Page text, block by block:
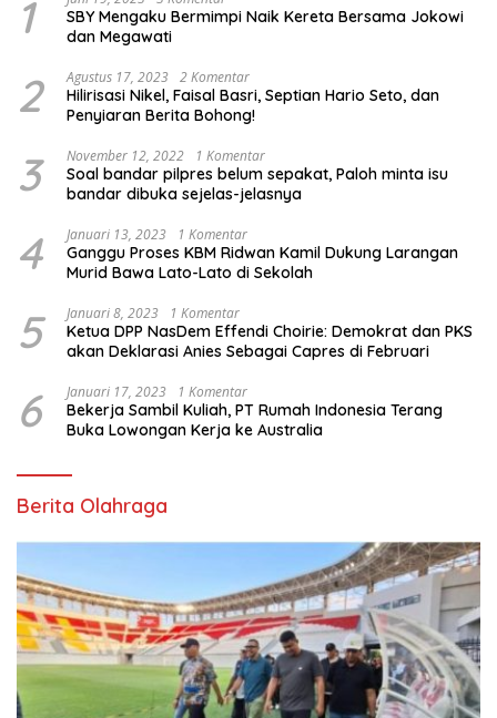
1
SBY Mengaku Bermimpi Naik Kereta Bersama Jokowi
dan Megawati
2 Agustus 17, 2023 2 Komentar
Hilirisasi Nikel, Faisal Basri, Septian Hario Seto, dan
Penyiaran Berita Bohong!
3 November 12, 2022 1 Komentar
Soal bandar pilpres belum sepakat, Paloh minta isu
bandar dibuka sejelas-jelasnya
4 Januari 13, 2023 1 Komentar
Ganggu Proses KBM Ridwan Kamil Dukung Larangan
Murid Bawa Lato-Lato di Sekolah
5 Januari 8, 2023 1 Komentar
Ketua DPP NasDem Effendi Choirie: Demokrat dan PKS
akan Deklarasi Anies Sebagai Capres di Februari
6 Januari 17, 2023 1 Komentar
Bekerja Sambil Kuliah, PT Rumah Indonesia Terang
Buka Lowongan Kerja ke Australia
Berita Olahraga